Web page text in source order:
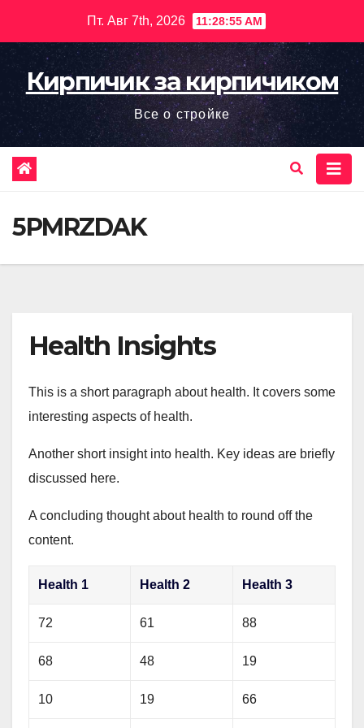
содержимому
Пт. Авг 7th, 2026 11:28:57 AM
Кирпичик за кирпичиком
Все о стройке
5PMRZDAK
Health Insights
This is a short paragraph about health. It covers some
interesting aspects of health.
Another short insight into health. Key ideas are briefly
discussed here.
A concluding thought about health to round off the
content.
Health 1 Health 2 Health 3
72 61 88
68 48 19
10 19 66